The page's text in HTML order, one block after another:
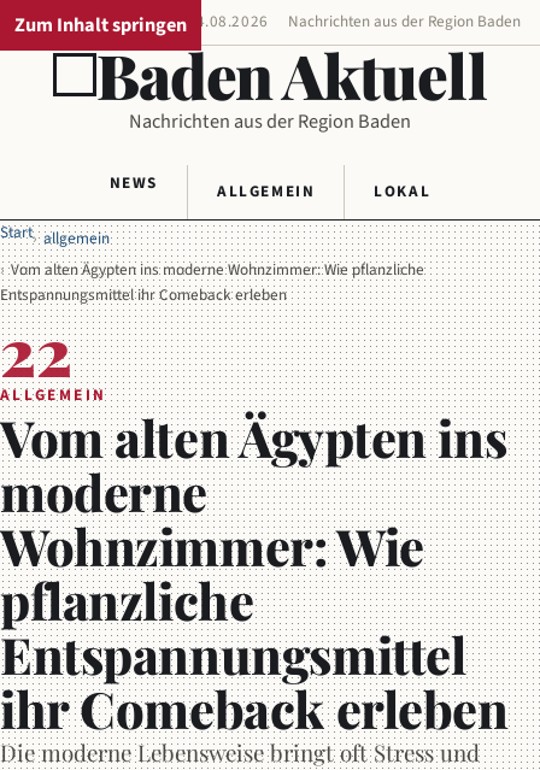
Zum Inhalt springen
REGIONALAUSGABE 04.08.2026 Nachrichten aus der Region Baden
Baden Aktuell
Nachrichten aus der Region Baden
NEWS ALLGEMEIN
LOKAL
Start allgemein
Vom alten Ägypten ins moderne Wohnzimmer: Wie pflanzliche
Entspannungsmittel ihr Comeback erleben
22
ALLGEMEIN
Vom alten Ägypten ins
moderne
Wohnzimmer: Wie
pflanzliche
Entspannungsmittel
ihr Comeback erleben
Die moderne Lebensweise bringt oft Stress und